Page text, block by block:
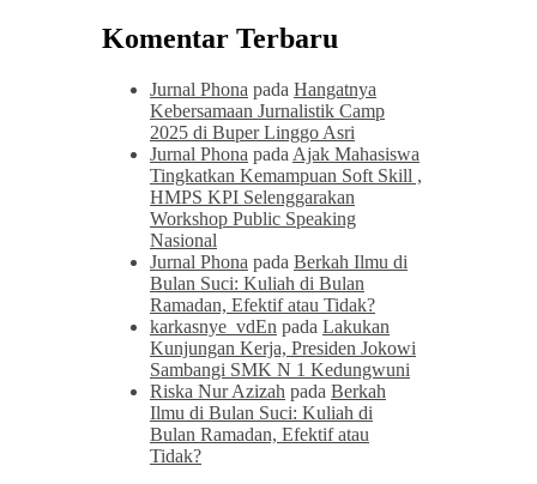
Komentar Terbaru
Jurnal Phona pada Hangatnya
Kebersamaan Jurnalistik Camp
2025 di Buper Linggo Asri
Jurnal Phona pada Ajak Mahasiswa
Tingkatkan Kemampuan Soft Skill ,
HMPS KPI Selenggarakan
Workshop Public Speaking
Nasional
Jurnal Phona pada Berkah Ilmu di
Bulan Suci: Kuliah di Bulan
Ramadan, Efektif atau Tidak?
karkasnye_vdEn pada Lakukan
Kunjungan Kerja, Presiden Jokowi
Sambangi SMK N 1 Kedungwuni
Riska Nur Azizah pada Berkah
Ilmu di Bulan Suci: Kuliah di
Bulan Ramadan, Efektif atau
Tidak?